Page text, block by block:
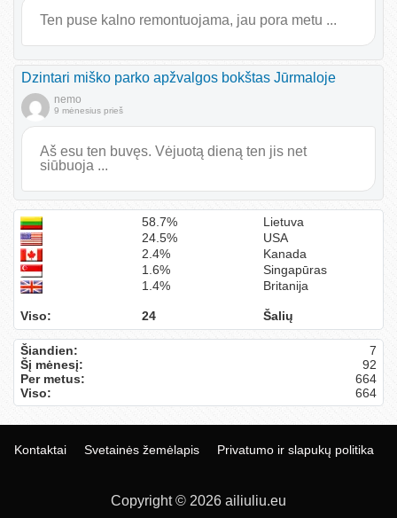
Ten puse kalno remontuojama, jau pora metu ...
Dzintari miško parko apžvalgos bokštas Jūrmaloje
nemo
9 mėnesius prieš
Aš esu ten buvęs. Vėjuotą dieną ten jis net
siūbuoja ...
58.7%
Lietuva
24.5%
USA
2.4%
Kanada
1.6%
Singapūras
1.4%
Britanija
Viso: 24 Šalių
Šiandien:
7
Šį mėnesį:
92
Per metus:
664
Viso:
664
Kontaktai Svetainės žemėlapis Privatumo ir slapukų politika
Copyright © 2026 ailiuliu.eu